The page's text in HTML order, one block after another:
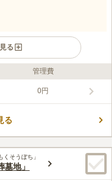
る
院墓地内では、樹木葬や屋
セスも良好。ぜひお気軽にお
管理費
0円
る
そうぼち」
地」